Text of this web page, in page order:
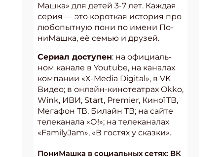
Маш­ка» для де­тей 3-7 лет. Каж­дая
се­рия — это ко­рот­кая ис­то­рия про
любо­пыт­ную по­ни по име­ни По­
ни­Маш­ка, её семью и дру­зей.
Се­ри­ал дос­ту­пен: на офи­ци­аль­
ном ка­на­ле в Youtube, на ка­на­лах
ком­па­нии «X-Media Digital», в VK
Ви­део; в он­лайн-ки­но­те­ат­рах Okko,
Wink, ИВИ, Start, Premier, Ки­но1ТВ,
Ме­га­фон ТВ, Би­лайн ТВ; на сай­те
те­ле­ка­на­ла «О!»; на те­ле­ка­на­лах
«FamilyJam», «В гос­тях у сказ­ки».
ПониМашка в социальных сетях: ВК